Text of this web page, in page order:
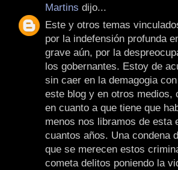
Martins dijo...
Este y otros temas
por la indefensión profunda
grave aún, por la
los gobernantes. Estoy de
sin caer en la demagogia
este blog y en otros medios,
en cuanto a que tiene que
menos nos libramos de esta
cuantos años. Una condena
que se merecen estos
cometa delitos poniendo la